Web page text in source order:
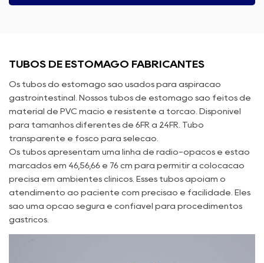
TUBOS DE ESTÔMAGO FABRICANTES
Os tubos do estômago são usados ​​para aspiração
gastrointestinal. Nossos tubos de estômago são feitos de
material de PVC macio e resistente à torção. Disponível
para tamanhos diferentes de 6FR a 24FR. Tubo
transparente e fosco para seleção.
Os tubos apresentam uma linha de rádio-opacos e estão
marcados em 46,56,66 e 76 cm para permitir a colocação
precisa em ambientes clínicos. Esses tubos apóiam o
atendimento ao paciente com precisão e facilidade. Eles
são uma opção segura e confiável para procedimentos
gástricos.